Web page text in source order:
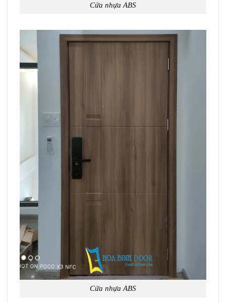
Cửa nhựa ABS
Cửa nhựa ABS